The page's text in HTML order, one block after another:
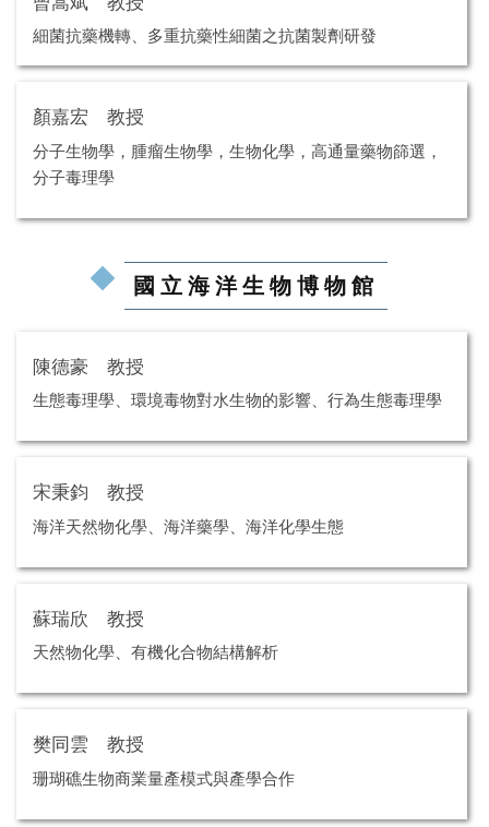
細菌抗藥機轉、多重抗藥性細菌之抗菌製劑研發
顏嘉宏 教授
分子生物學，腫瘤生物學，生物化學，高通量藥物篩選，
分子毒理學
國立海洋生物博物館
陳德豪 教授
生態毒理學、環境毒物對水生物的影響、行為生態毒理學
宋秉鈞 教授
海洋天然物化學、海洋藥學、海洋化學生態
蘇瑞欣 教授
天然物化學、有機化合物結構解析
樊同雲 教授
珊瑚礁生物商業量產模式與產學合作